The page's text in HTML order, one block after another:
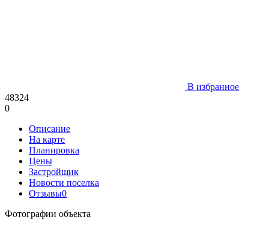
В избранное
48324
0
Описание
На карте
Планировка
Цены
Застройщик
Новости поселка
Отзывы0
Фотографии объекта